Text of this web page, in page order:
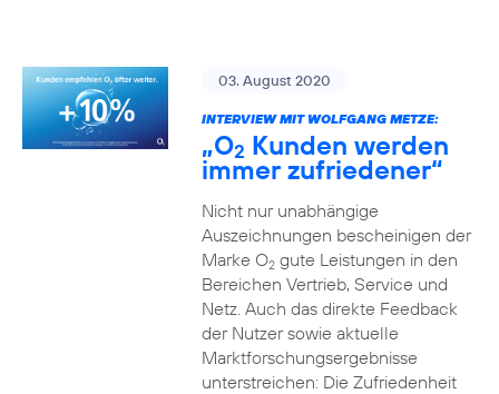
03. August 2020
INTERVIEW MIT WOLFGANG METZE:
„O2 Kunden werden
immer zufriedener“
Nicht nur unabhängige
Auszeichnungen bescheinigen der
Marke O2gute Leistungen in den
Bereichen Vertrieb, Service und
Netz. Auch das direkte Feedback
der Nutzer sowie aktuelle
Marktforschungsergebnisse
unterstreichen: Die Zufriedenheit